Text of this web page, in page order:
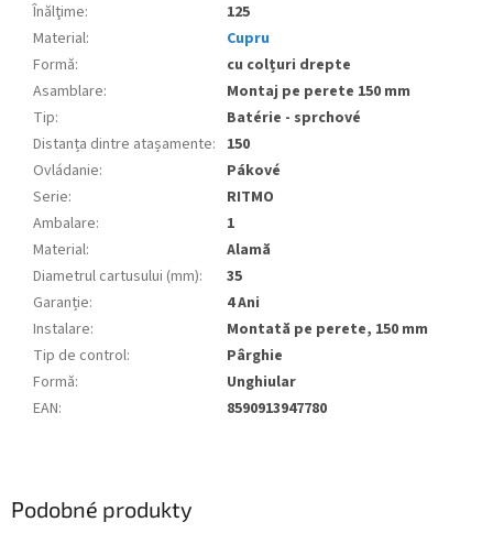
Înălţime:
125
Material:
Cupru
Formă:
cu colțuri drepte
Asamblare:
Montaj pe perete 150 mm
Tip:
Batérie - sprchové
Distanța dintre atașamente: 150
Ovládanie:
Pákové
Serie:
RITMO
Ambalare:
1
Material:
Alamă
Diametrul cartusului (mm):
35
Garanție:
4 Ani
Instalare:
Montată pe perete, 150 mm
Tip de control:
Pârghie
Formă:
Unghiular
EAN: 8590913947780
Podobné produkty